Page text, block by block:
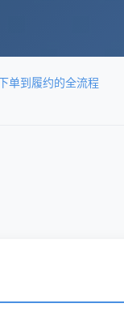
单到履约的全流程